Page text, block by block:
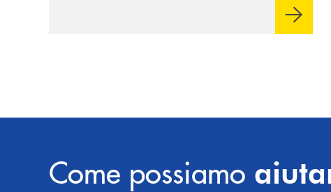
sulla condivisione di valori comuni e sulla
prossimità ai territori, per ampliare l’offerta
Come possiamo